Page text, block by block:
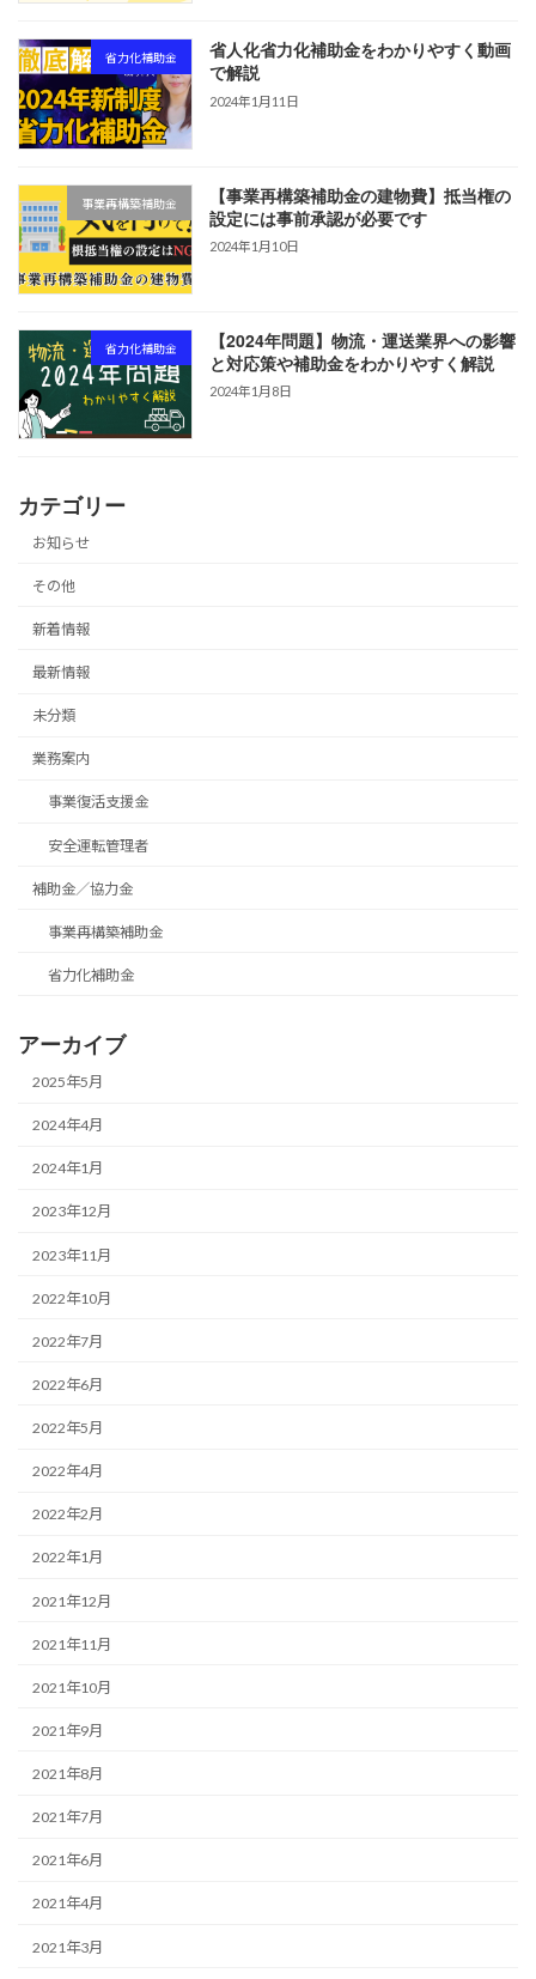
省力化補助金
省人化省力化補助金をわかりやすく動画
で解説
2024年1月11日
事業再構築補助金
【事業再構築補助金の建物費】抵当権の
設定には事前承認が必要です
2024年1月10日
省力化補助金
【2024年問題】物流・運送業界への影響
と対応策や補助金をわかりやすく解説
2024年1月8日
カテゴリー
お知らせ
その他
新着情報
最新情報
未分類
業務案内
事業復活支援金
安全運転管理者
補助金／協力金
事業再構築補助金
省力化補助金
アーカイブ
2025年5月
2024年4月
2024年1月
2023年12月
2023年11月
2022年10月
2022年7月
2022年6月
2022年5月
2022年4月
2022年2月
2022年1月
2021年12月
2021年11月
2021年10月
2021年9月
2021年8月
2021年7月
2021年6月
2021年4月
2021年3月